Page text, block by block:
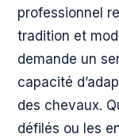
professionnel
tradition et
demande un
capacité
des chevaux.
défilés ou les